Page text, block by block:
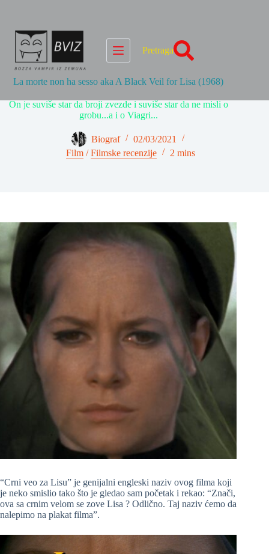
Pretraga
La morte non ha sesso aka A Black Veil for Lisa (1968)
On je suviše star da broji zvezde i suviše star da ne misli o
grobu...a i o Viagri...
Biograf
02/03/2021
Film/Filmske recenzije 2 mins
“Crni veo za Lisu” je genijalni engleski naziv ovog filma koji
je neko smislio tako što je gledao sam početak i rekao: “Znači,
ova sa crnim velom se zove Lisa ? Odlično. Taj naziv ćemo da
nalepimo na plakat filma”.